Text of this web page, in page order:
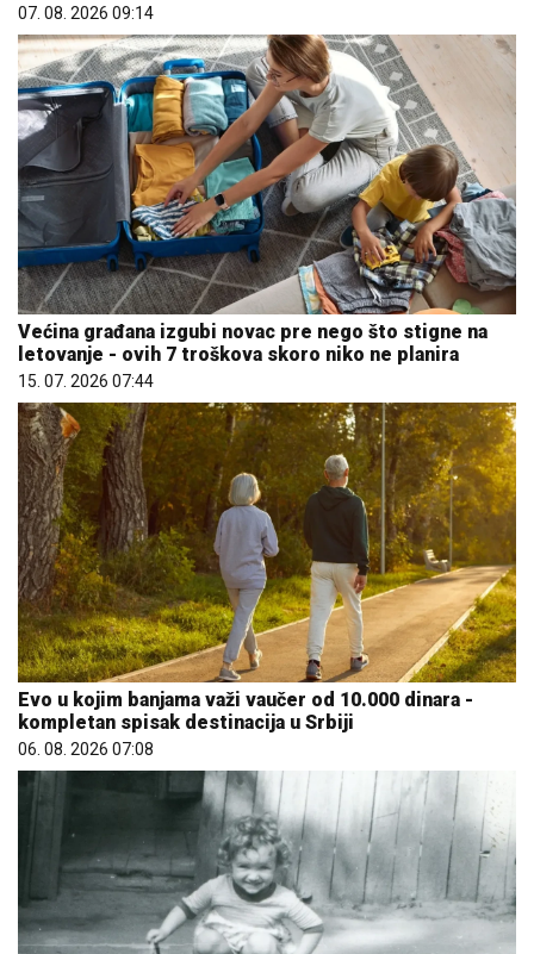
07. 08. 2026 09:14
Većina građana izgubi novac pre nego što stigne na
letovanje - ovih 7 troškova skoro niko ne planira
15. 07. 2026 07:44
Evo u kojim banjama važi vaučer od 10.000 dinara -
kompletan spisak destinacija u Srbiji
06. 08. 2026 07:08